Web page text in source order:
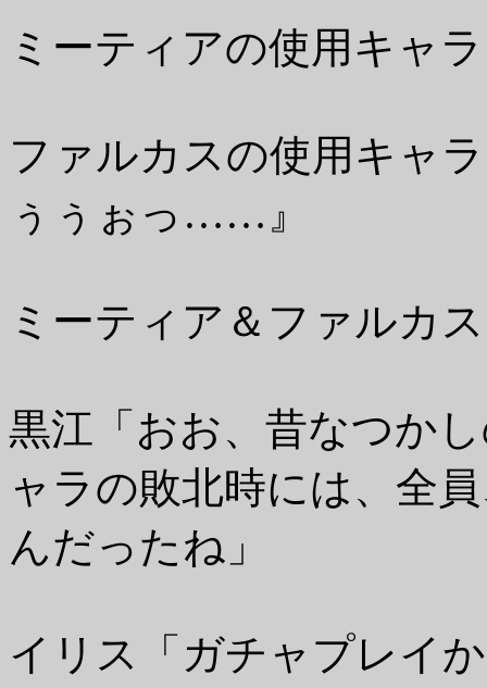
ミーティアの使用キャ
ファルカスの使用キ
ぅぅぉっ……』
ミーティア＆ファルカ
黒江「おお、昔なつか
ャラの敗北時には、全
んだったね」
イリス「ガチャプレイ